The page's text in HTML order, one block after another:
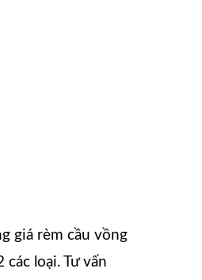
giá rèm cầu vồng
các loại. Tư vấn